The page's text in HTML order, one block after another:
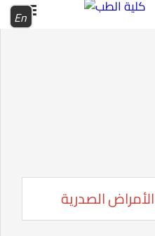
En
الصدرية